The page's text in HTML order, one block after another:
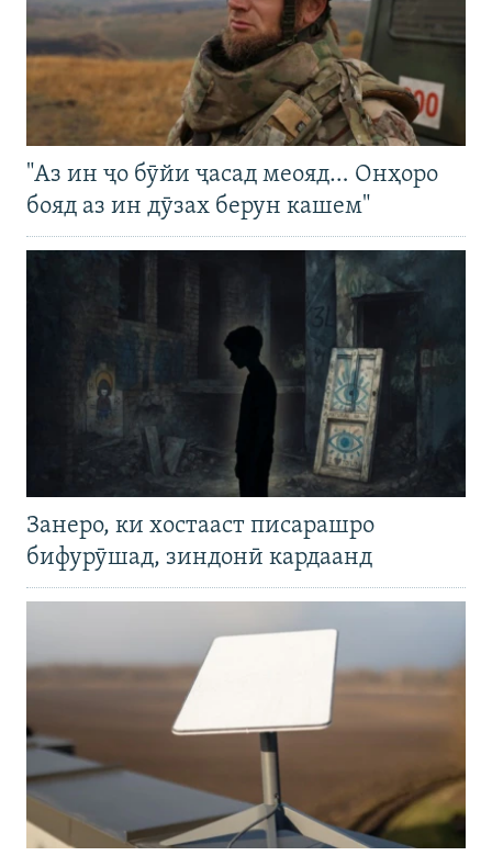
"Аз ин ҷо бӯйи ҷасад меояд… Онҳоро
бояд аз ин дӯзах берун кашем"
Занеро, ки хостааст писарашро
бифурӯшад, зиндонӣ кардаанд